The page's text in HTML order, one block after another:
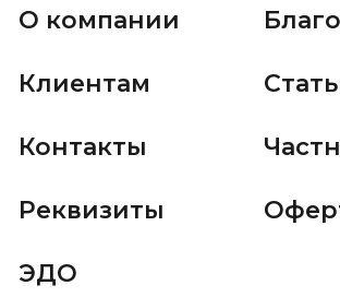
О компании
Клиентам
Контакты
Реквизиты
ЭДО